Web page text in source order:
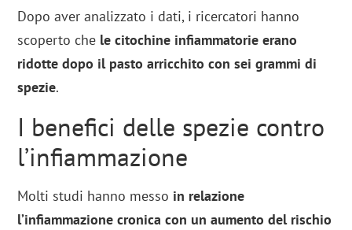
Dopo aver analizzato i dati, i ricercatori hanno
scoperto che le citochine infiammatorie erano
ridotte dopo il pasto arricchito con sei grammi di
spezie.
I benefici delle spezie contro
l’infiammazione
Molti studi hanno messo in relazione
l’infiammazione cronica con un aumento del rischio